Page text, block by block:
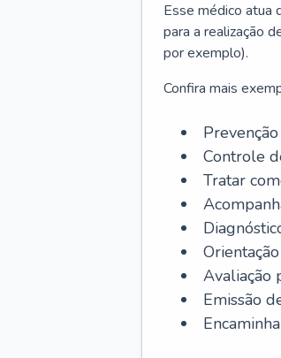
Esse médico atua
para a realização
por exemplo).
Confira mais
Controle
Tratar
Avaliação
Emissão